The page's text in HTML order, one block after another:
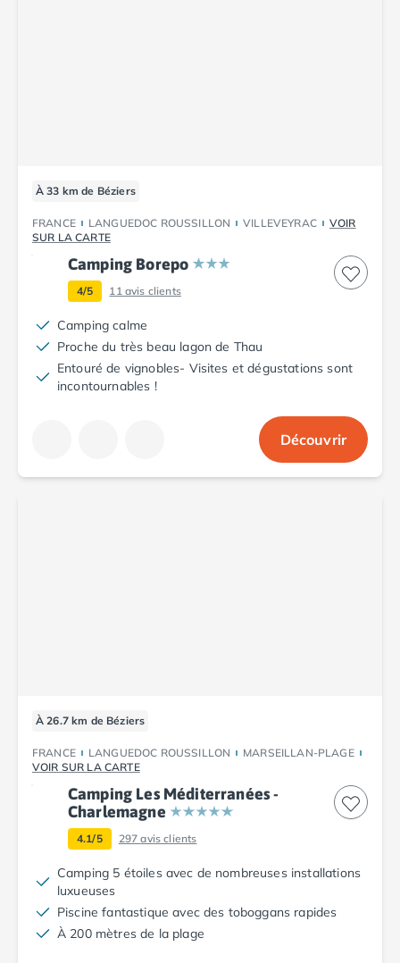
À 33 km de Béziers
FRANCE LANGUEDOC ROUSSILLON VILLEVEYRAC
VOIR
SUR LA CARTE
Camping Borepo
4/5 11 avis clients
Camping calme
Proche du très beau lagon de Thau
Entouré de vignobles- Visites et dégustations sont
incontournables !
Découvrir
À 26.7 km de Béziers
FRANCE LANGUEDOC ROUSSILLON
MARSEILLAN-PLAGE
VOIR SUR LA CARTE
Camping Les Méditerranées -
Charlemagne
4.1/5 297avis clients
Camping 5 étoiles avec de nombreuses installations
luxueuses
Piscine fantastique avec des toboggans rapides
À 200 mètres de la plage